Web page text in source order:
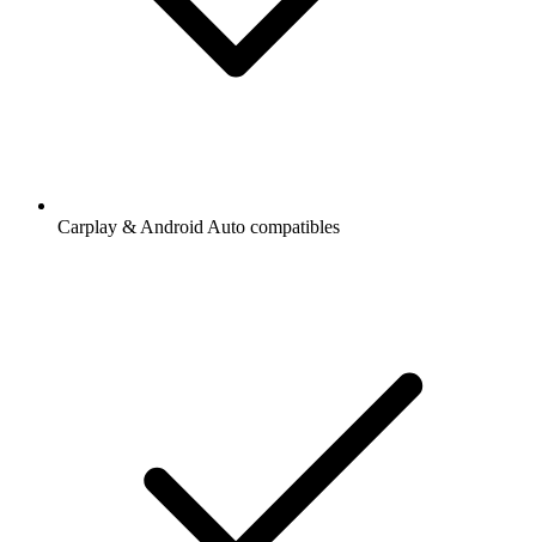
Carplay & Android Auto compatibles